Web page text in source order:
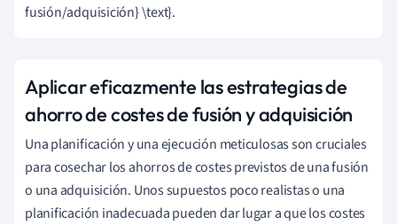
fusión/adquisición} \text}.
Aplicar eficazmente las estrategias de
ahorro de costes de fusión y adquisición
Una planificación y una ejecución meticulosas son cruciales
para cosechar los ahorros de costes previstos de una fusión
o una adquisición. Unos supuestos poco realistas o una
planificación inadecuada pueden dar lugar a que los costes